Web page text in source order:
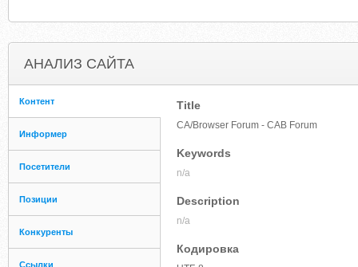
АНАЛИЗ САЙТА
Контент
Информер
Посетители
Позиции
Конкуренты
Ссылки
Title
CA/Browser Forum - CAB Forum
Keywords
n/a
Description
n/a
Кодировка